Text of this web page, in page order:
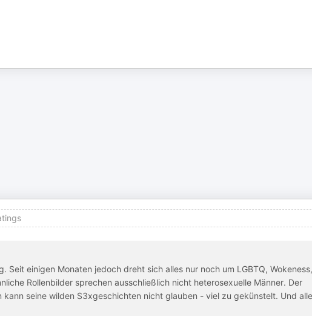
Seit einigen Monaten jedoch dreht sich alles nur noch um LGBTQ, Wokeness,
Rollenbilder sprechen ausschließlich nicht heterosexuelle Männer. Der
seine wilden S3xgeschichten nicht glauben - viel zu gekünstelt. Und